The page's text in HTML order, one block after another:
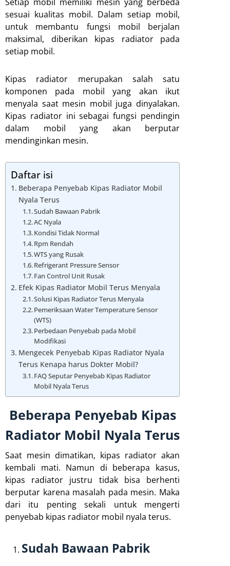
sesuai kualitas mobil. Dalam setiap mobil,
untuk membantu fungsi mobil berjalan
maksimal, diberikan kipas radiator pada
setiap mobil.
Kipas radiator merupakan salah satu
komponen pada mobil yang akan ikut
menyala saat mesin mobil juga dinyalakan.
Kipas radiator ini sebagai fungsi pendingin
dalam mobil yang akan berputar
mendinginkan mesin.
Daftar isi
Beberapa Penyebab Kipas Radiator Mobil
Nyala Terus
Sudah Bawaan Pabrik
AC Nyala
Kondisi Tidak Normal
Rpm Rendah
WTS yang Rusak
Refrigerant Pressure Sensor
Fan Control Unit Rusak
Efek Kipas Radiator Mobil Terus Menyala
Solusi Kipas Radiator Terus Menyala
Pemeriksaan Water Temperature Sensor
(WTS)
Perbedaan Penyebab pada Mobil
Modifikasi
Mengecek Penyebab Kipas Radiator Nyala
Terus Kenapa harus Dokter Mobil?
FAQ Seputar Penyebab Kipas Radiator
Mobil Nyala Terus
Beberapa Penyebab Kipas
Radiator Mobil Nyala Terus
Saat mesin dimatikan, kipas radiator akan
kembali mati. Namun di beberapa kasus,
kipas radiator justru tidak bisa berhenti
berputar karena masalah pada mesin. Maka
dari itu penting sekali untuk mengerti
penyebab kipas radiator mobil nyala terus.
Sudah Bawaan Pabrik